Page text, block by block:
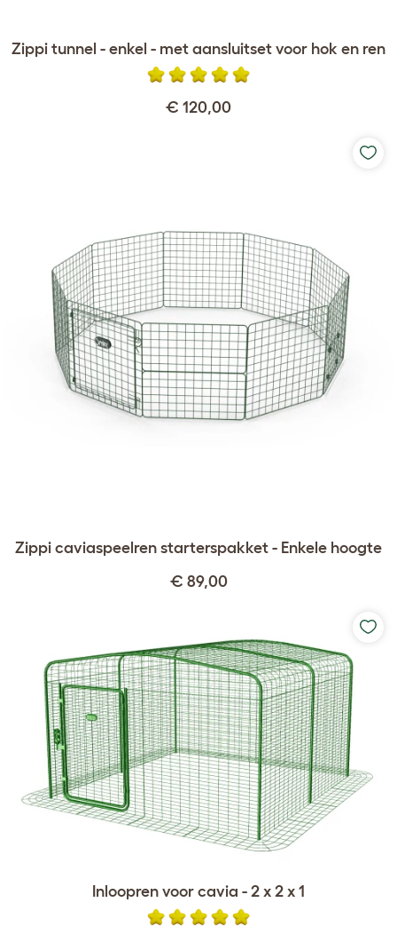
Zippi tunnel - enkel - met aansluitset voor hok en ren
€ 120,00
Zippi caviaspeelren starterspakket - Enkele hoogte
€ 89,00
Inloopren voor cavia - 2 x 2 x 1